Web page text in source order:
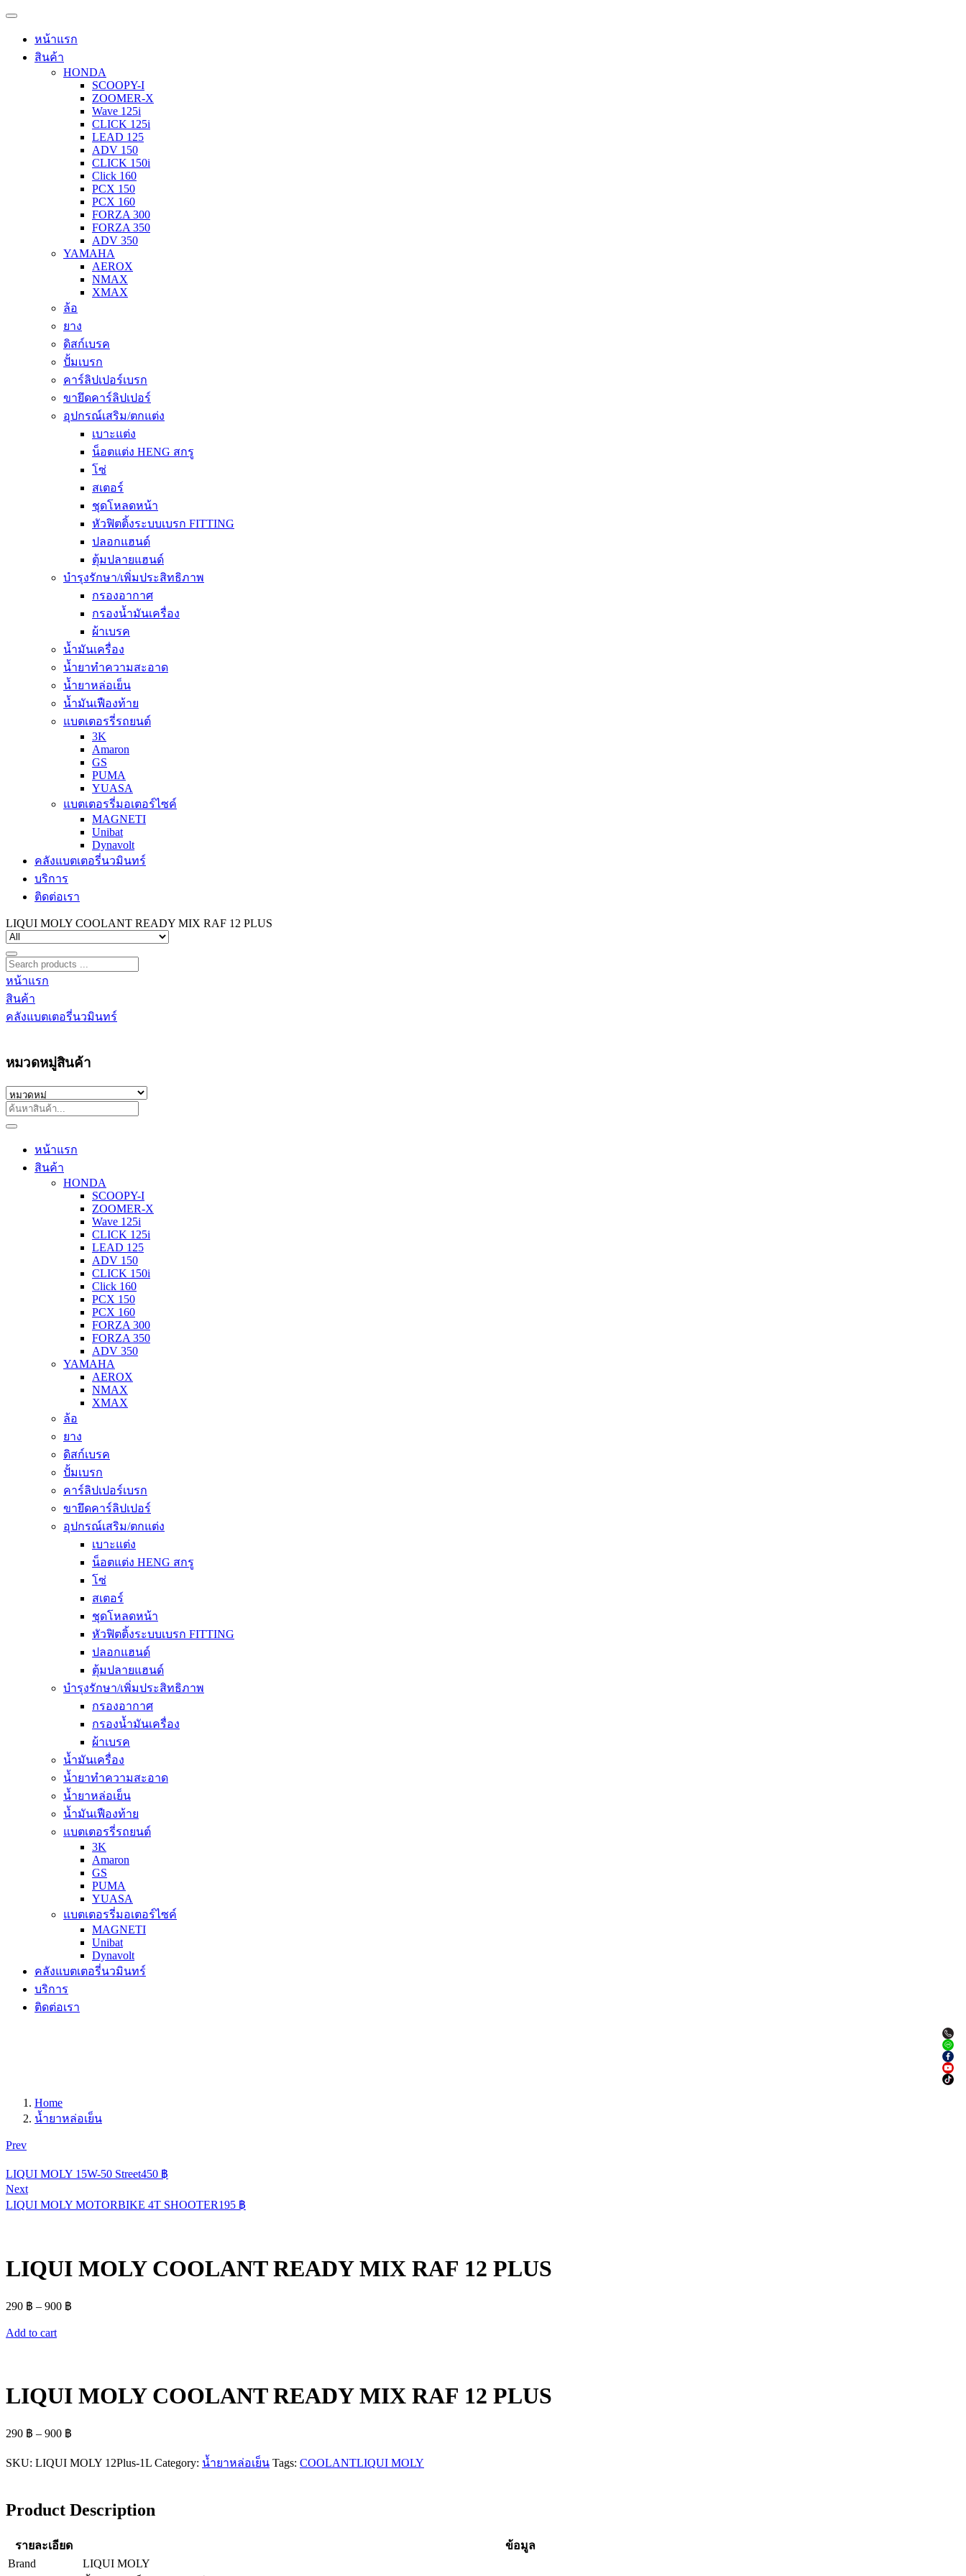
หน้าแรก
สินค้า
HONDA
SCOOPY-I
ZOOMER-X
Wave 125i
CLICK 125i
LEAD 125
ADV 150
CLICK 150i
Click 160
PCX 150
PCX 160
FORZA 300
FORZA 350
ADV 350
YAMAHA
AEROX
NMAX
XMAX
ล้อ
ยาง
ดิสก์เบรค
ปั้มเบรก
คาร์ลิปเปอร์เบรก
ขายึดคาร์ลิปเปอร์
อุปกรณ์เสริม/ตกแต่ง
เบาะแต่ง
น็อตแต่ง HENG สกรู
โซ่
สเตอร์
ชุดโหลดหน้า
หัวฟิตติ้งระบบเบรก FITTING
ปลอกแฮนด์
ตุ้มปลายแฮนด์
บำรุงรักษา/เพิ่มประสิทธิภาพ
กรองอากาศ
กรองน้ำมันเครื่อง
ผ้าเบรค
น้ำมันเครื่อง
น้ำยาทำความสะอาด
น้ำยาหล่อเย็น
น้ำมันเฟืองท้าย
แบตเตอรรี่รถยนต์
3K
Amaron
GS
PUMA
YUASA
แบตเตอรรี่มอเตอร์ไซค์
MAGNETI
Unibat
Dynavolt
คลังแบตเตอรี่นวมินทร์
บริการ
ติดต่อเรา
LIQUI MOLY COOLANT READY MIX RAF 12 PLUS
หน้าแรก
สินค้า
คลังแบตเตอรี่นวมินทร์
หมวดหมู่สินค้า
หน้าแรก
สินค้า
HONDA
SCOOPY-I
ZOOMER-X
Wave 125i
CLICK 125i
LEAD 125
ADV 150
CLICK 150i
Click 160
PCX 150
PCX 160
FORZA 300
FORZA 350
ADV 350
YAMAHA
AEROX
NMAX
XMAX
ล้อ
ยาง
ดิสก์เบรค
ปั้มเบรก
คาร์ลิปเปอร์เบรก
ขายึดคาร์ลิปเปอร์
อุปกรณ์เสริม/ตกแต่ง
เบาะแต่ง
น็อตแต่ง HENG สกรู
โซ่
สเตอร์
ชุดโหลดหน้า
หัวฟิตติ้งระบบเบรก FITTING
ปลอกแฮนด์
ตุ้มปลายแฮนด์
บำรุงรักษา/เพิ่มประสิทธิภาพ
กรองอากาศ
กรองน้ำมันเครื่อง
ผ้าเบรค
น้ำมันเครื่อง
น้ำยาทำความสะอาด
น้ำยาหล่อเย็น
น้ำมันเฟืองท้าย
แบตเตอรรี่รถยนต์
3K
Amaron
GS
PUMA
YUASA
แบตเตอรรี่มอเตอร์ไซค์
MAGNETI
Unibat
Dynavolt
คลังแบตเตอรี่นวมินทร์
บริการ
ติดต่อเรา
Home
น้ำยาหล่อเย็น
Prev
LIQUI MOLY 15W-50 Street450 ฿
Next
LIQUI MOLY MOTORBIKE 4T SHOOTER195 ฿
LIQUI MOLY COOLANT READY MIX RAF 12 PLUS
290 ฿ – 900 ฿
Add to cart
LIQUI MOLY COOLANT READY MIX RAF 12 PLUS
290 ฿ – 900 ฿
SKU: LIQUI MOLY 12Plus-1L Category: น้ำยาหล่อเย็น Tags: COOLANTLIQUI MOLY
Product Description
รายละเอียด
ข้อมูล
Brand
LIQUI MOLY